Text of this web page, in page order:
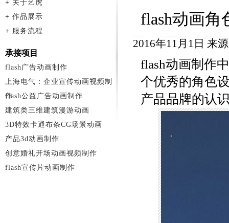
flash动画角
2016年11月1日 来
flash动画制作
个优秀的角色
产品品牌的认
+ 关于艺虎
+ 作品展示
+ 服务流程
承接项目
flash广告动画制作
上海电气：企业宣传动画视频制
作
flash公益广告动画制作
建筑类三维建筑漫游动画
3D特效卡通布条CG场景动画
产品3d动画制作
创意婚礼开场动画视频制作
flash宣传片动画制作